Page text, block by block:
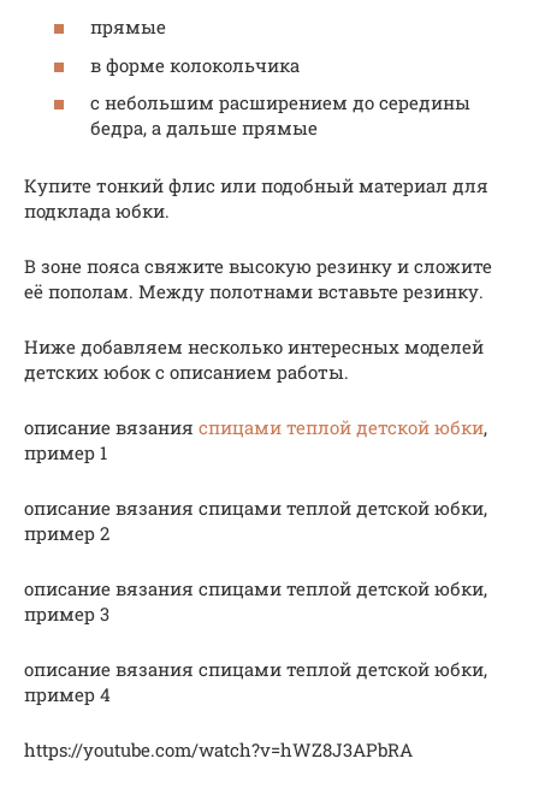
прямые
в форме колокольчика
с небольшим расширением до середины
бедра, а дальше прямые
Купите тонкий флис или подобный материал для
подклада юбки.
В зоне пояса свяжите высокую резинку и сложите
её пополам. Между полотнами вставьте резинку.
Ниже добавляем несколько интересных моделей
детских юбок с описанием работы.
описание вязания спицами теплой детской юбки,
пример 1
описание вязания спицами теплой детской юбки,
пример 2
описание вязания спицами теплой детской юбки,
пример 3
описание вязания спицами теплой детской юбки,
пример 4
https://youtube.com/watch?v=hWZ8J3APbRA